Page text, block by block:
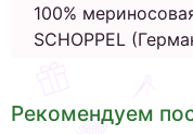
100%
SCHOPPEL
Рекомендуем